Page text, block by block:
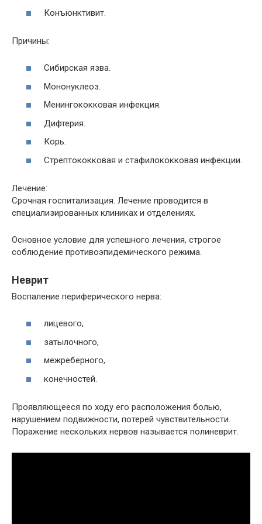
Конъюнктивит.
Причины:
Сибирская язва.
Мононуклеоз.
Менингококковая инфекция.
Дифтерия.
Корь.
Стрептококковая и стафилококковая инфекции.
Лечение:
Срочная госпитализация. Лечение проводится в
специализированных клиниках и отделениях.
Основное условие для успешного лечения, строгое
соблюдение противоэпидемического режима.
Неврит
Воспаление периферического нерва:
лицевого,
затылочного,
межреберного,
конечностей.
Проявляющееся по ходу его расположения болью,
нарушением подвижности, потерей чувствительности.
Поражение нескольких нервов называется полиневрит.